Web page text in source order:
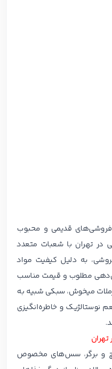
فروشی‌های قدیمی و محبوب
در تهران با شعبات متعدد
به دلیل کیفیت مواد
مطلوب و قیمت مناسب
میخوش، سبکی شبیه به
نوستالژیک و خاطره‌انگیزی
و برگر، سس‌های مخصوص